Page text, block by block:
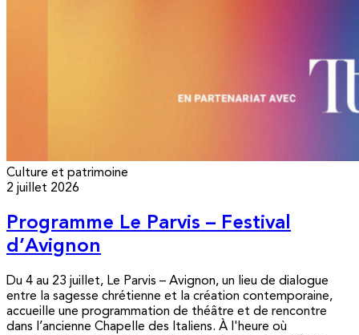
Culture et patrimoine
2 juillet 2026
Programme Le Parvis – Festival
d’Avignon
Du 4 au 23 juillet, Le Parvis – Avignon, un lieu de dialogue
entre la sagesse chrétienne et la création contemporaine,
accueille une programmation de théâtre et de rencontre
dans l’ancienne Chapelle des Italiens. À l'heure où